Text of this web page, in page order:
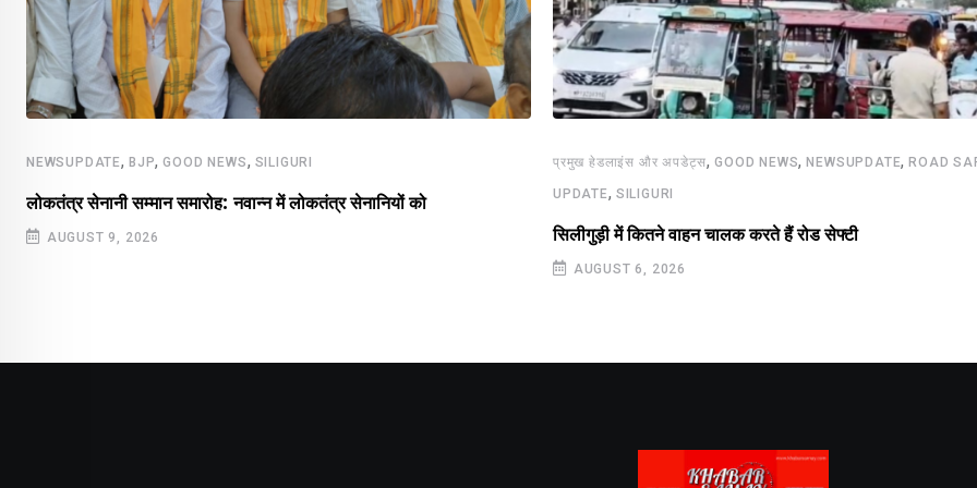
NEWSUPDATE, BJP,GOOD NEWS, SILIGURI
लोकतंत्र सेनानी सम्मान समारोह: नवान्न में लोकतंत्र सेनानियों को
AUGUST 9, 2026
प्रमुख हेडलाइंस और अपडेट्स,GOOD NEWS,NEWSUPDATE,ROAD
UPDATE, SILIGURI
सिलीगुड़ी में कितने वाहन चालक करते हैं रोड सेफ्टी
AUGUST 6, 2026